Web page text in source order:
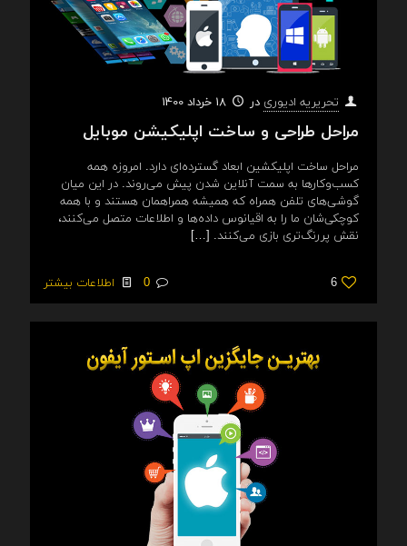
تحریریه ادیوری در 18 خرداد 1400
مراحل طراحی و ساخت اپلیکیشن موبایل
مراحل ساخت اپلیکشین ابعاد گسترده‌‌ای دارد. امروزه همه
کسب‌وکارها به سمت آنلاین شدن پیش می‌روند. در این میان
گوشی‌های تلفن همراه که همیشه همراهمان هستند و با همه
کوچکی‌شان ما را به اقیانوس داده‌ها و اطلاعات متصل می‌کنند،
نقش پررنگ‌تری بازی می‌کنند. […]
6
0 اطلاعات بیشتر